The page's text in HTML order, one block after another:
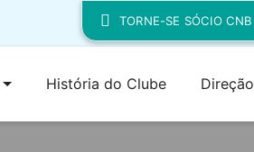
História do Clube Direção
TORNE-SE SÓCIO CNB